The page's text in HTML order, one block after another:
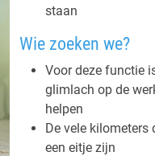
staan
Wie zoeken we?
Voor deze functie
glimlach op de
helpen
De vele kilometers
een eitje zijn